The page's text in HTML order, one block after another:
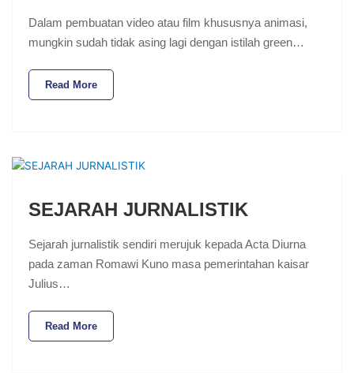
Dalam pembuatan video atau film khususnya animasi,
mungkin sudah tidak asing lagi dengan istilah green…
Read More
SEJARAH JURNALISTIK
Sejarah jurnalistik sendiri merujuk kepada Acta Diurna
pada zaman Romawi Kuno masa pemerintahan kaisar
Julius…
Read More